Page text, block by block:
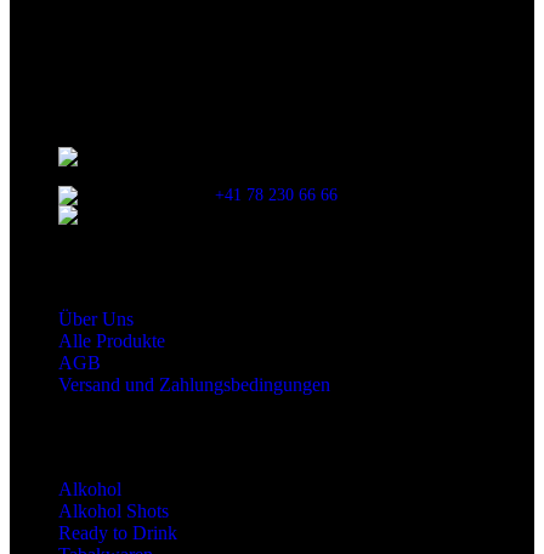
+41 78 230 66 66
Über Uns
Alle Produkte
AGB
Versand und Zahlungsbedingungen
Alkohol
Alkohol Shots
Ready to Drink